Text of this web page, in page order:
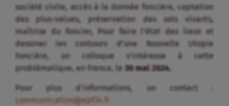
société civile, accès à la donnée foncière, captation
des plus-values, préservation des sols vivants,
maîtrise du foncier, Pour faire l’état des lieux et
dessiner les contours d’une Nouvelle Utopie
Foncière, un colloque s’intéresse à cette
problématique, en France, le 30 mai 2024.
Pour plus d’informations, un contact :
communication@epf74.fr